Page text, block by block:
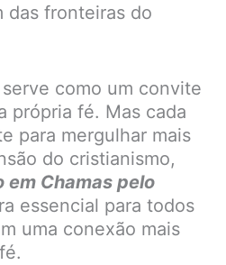
das fronteiras do
como um convite
própria fé. Mas cada
para mergulhar mais
do cristianismo,
em Chamas pelo
essencial para todos
uma conexão mais